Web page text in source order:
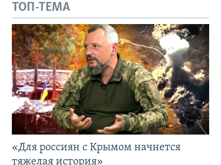
ТОП-ТЕМА
«Для россиян с Крымом начнется
тяжелая история»